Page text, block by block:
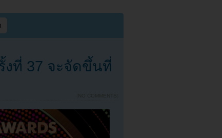
งที่ 37 จะจัดขึ้นที่
NO COMMENTS